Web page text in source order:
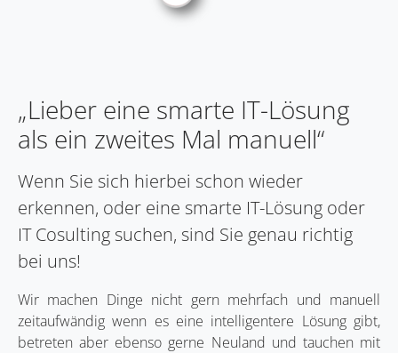
„Lieber eine smarte IT-Lösung
als ein zweites Mal manuell“
Wenn Sie sich hierbei schon wieder
erkennen, oder eine smarte IT-Lösung oder
IT Cosulting suchen, sind Sie genau richtig
bei uns!
Wir machen Dinge nicht gern mehrfach und manuell
zeitaufwändig wenn es eine intelligentere Lösung gibt,
betreten aber ebenso gerne Neuland und tauchen mit